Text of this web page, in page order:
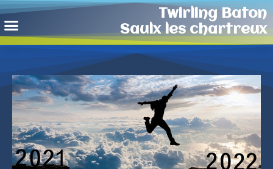
Twirling Baton
Saulx les chartreux